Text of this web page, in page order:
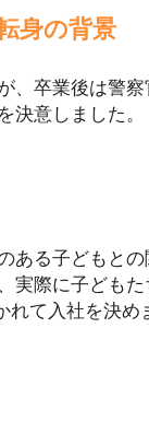
身の背景
、卒業後は警
決意しました。
ある子どもと
実際に子ども
て入社を決め